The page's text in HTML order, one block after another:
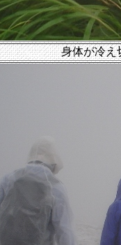
身体が冷え